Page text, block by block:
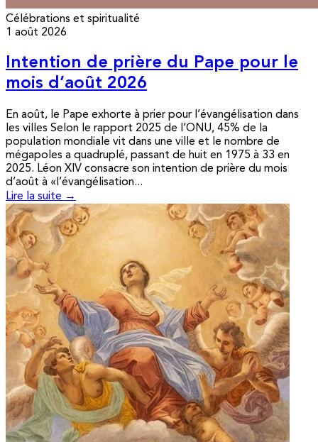
Célébrations et spiritualité
1 août 2026
Intention de prière du Pape pour le
mois d’août 2026
En août, le Pape exhorte à prier pour l’évangélisation dans
les villes Selon le rapport 2025 de l’ONU, 45% de la
population mondiale vit dans une ville et le nombre de
mégapoles a quadruplé, passant de huit en 1975 à 33 en
2025. Léon XIV consacre son intention de prière du mois
d’août à «l’évangélisation...
Lire la suite →